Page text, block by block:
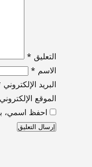
التعليق*
الاسم *
البريد الإلكتروني
الموقع الإلكتروني
احفظ اسمي،